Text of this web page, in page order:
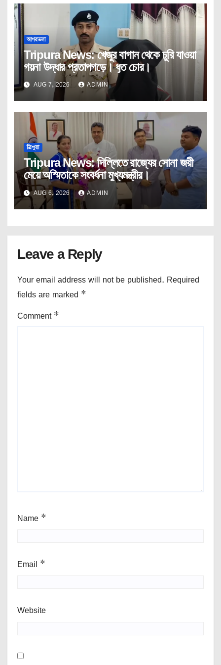
আগরতলা
Tripura News: খেজুর বাগান থেকে চুরি যাওয়া
গয়না উদ্ধার প্রতাপগড়ে। ধৃত চোর।
AUG 7, 2026 ADMIN
ত্রিপুরা
Tripura News: দিল্লিতে রাজ্যের সোনা জয়ী
মেয়ে অস্মিতাকে সংবর্ধনা মুখ্যমন্ত্রীর।
AUG 6, 2026 ADMIN
Leave a Reply
Your email address will not be published. Required
fields are marked *
Comment *
Name *
Email *
Website